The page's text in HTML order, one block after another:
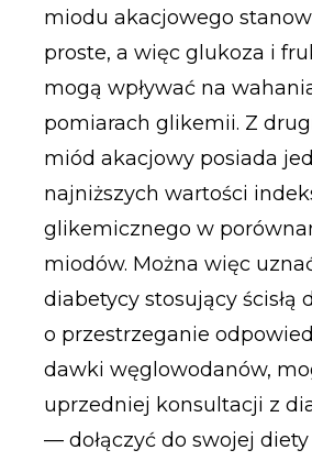
miodu akacjowego
proste, a więc glukoza i
mogą wpływać na
pomiarach glikemii. Z
miód akacjowy posiada
najniższych wartości
glikemicznego w
miodów. Można więc
diabetycy stosujący ścisłą
o przestrzeganie
dawki węglowodanów,
uprzedniej konsultacji z
— dołączyć do swojej